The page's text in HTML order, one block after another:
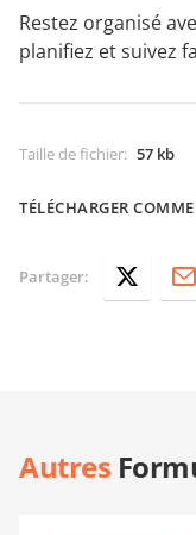
Restez organisé
planifiez et suivez
Taille de fichier: 57 kb
TÉLÉCHARGER COMME
Partager:
Autres